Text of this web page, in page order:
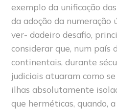
exemplo da unificação
da adoção da numeração
ver- dadeiro desafio,
considerar que, num país
continentais, durante
judiciais atuaram como
ilhas absolutamente
que herméticas, quando,